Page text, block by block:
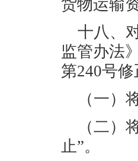
货物运输
十八、
监管办法
第240号修
（一）
（二）
止”。